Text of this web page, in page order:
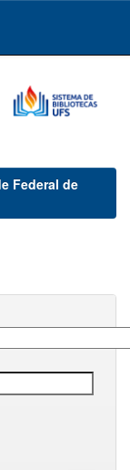
Federal de